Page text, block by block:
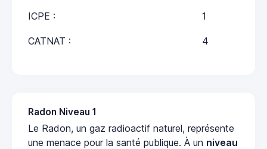
ICPE : 1
CATNAT : 4
Radon Niveau 1
Le Radon, un gaz radioactif naturel, représente
une menace pour la santé publique. À un niveau